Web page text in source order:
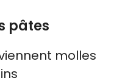
pâtes
molles